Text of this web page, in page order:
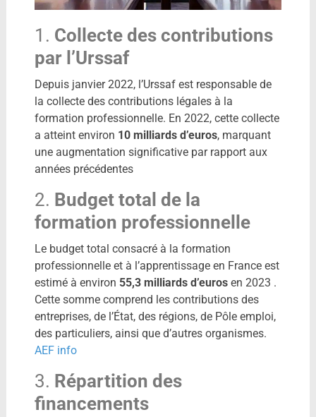
1. Collecte des contributions
par l’Urssaf
Depuis janvier 2022, l’Urssaf est responsable de
la collecte des contributions légales à la
formation professionnelle. En 2022, cette collecte
a atteint environ 10 milliards d’euros, marquant
une augmentation significative par rapport aux
années précédentes
2. Budget total de la
formation professionnelle
Le budget total consacré à la formation
professionnelle et à l’apprentissage en France est
estimé à environ 55,3 milliards d’eurosen 2023 .
Cette somme comprend les contributions des
entreprises, de l’État, des régions, de Pôle emploi,
des particuliers, ainsi que d’autres organismes.
AEF info
3. Répartition des
financements